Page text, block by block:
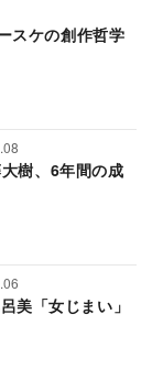
スケの創作哲学
樹、6年間の成
美「女じまい」